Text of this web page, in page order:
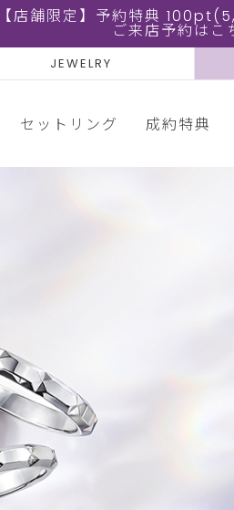
【店舗限定】予約特典
ご来店予約は
JEWELRY
セットリング 成約特典